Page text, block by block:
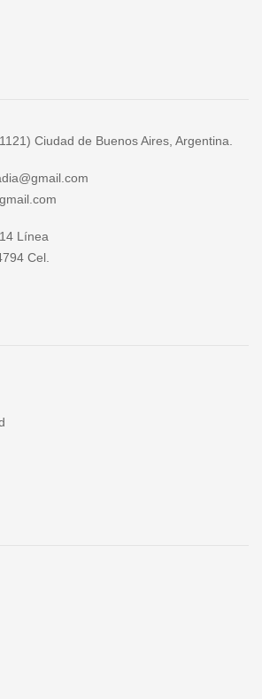
Ciudad de Buenos Aires, Argentina.
Línea
Cel.